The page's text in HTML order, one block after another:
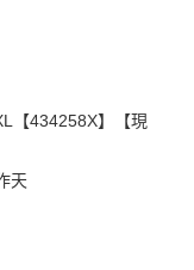
【434258X】【現
天